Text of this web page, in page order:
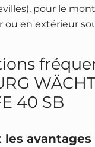
pour le
ou en extérieur
40 SB
les avantages